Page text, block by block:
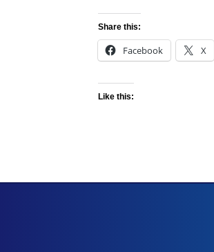
Share this:
Facebook X
Like this: